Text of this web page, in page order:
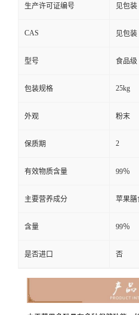
生产许可证编号 见包装
CAS 见包装
型号 食品级
包装规格 25kg
外观 粉末
保质期 2
有效物质含量 99％
主要营养成分 苹果膳
含量 99％
是否进口 否